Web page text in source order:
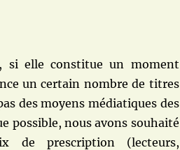
si elle constitue un moment
un certain nombre de titres
des moyens médiatiques des
possible, nous avons souhaité
de prescription (lecteurs,